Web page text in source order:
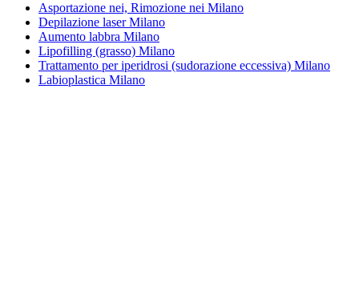
Asportazione nei, Rimozione nei Milano
Depilazione laser Milano
Aumento labbra Milano
Lipofilling (grasso) Milano
Trattamento per iperidrosi (sudorazione eccessiva) Milano
Labioplastica Milano